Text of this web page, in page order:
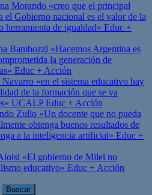
Morando «creo que el principal
el Gobierno nacional es el valor de la
herramienta de igualdad» Educ +
Bambozzi «Hacemos Argentina es
la generación de
Educ + Acción
«en el sistema educativo hay
de la formación que se va
UCALPEduc + Acción
Zullo «Un docente que no pueda
obtenga buenos resultados de
a la inteligencia artificial» Educ +
«El gobierno de Milei no
educativo» Educ + Acción